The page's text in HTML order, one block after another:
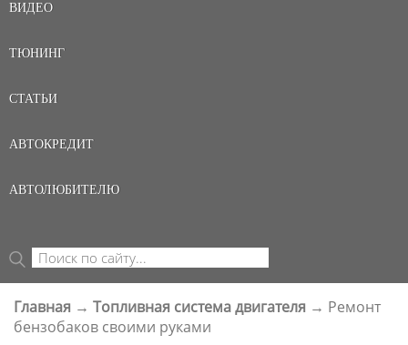
ВИДЕО
ТЮНИНГ
СТАТЬИ
АВТОКРЕДИТ
АВТОЛЮБИТЕЛЮ
ФОРМА ПОИСКА
Поиск
ВЫ ЗДЕСЬ
Главная → Топливная система двигателя → Ремонт
бензобаков своими руками